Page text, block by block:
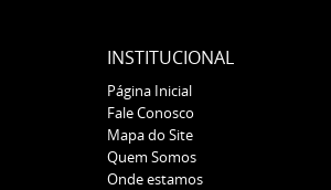
INSTITUCIONAL
Página Inicial
Fale Conosco
Mapa do Site
Quem Somos
Onde estamos